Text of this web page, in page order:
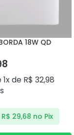
18W QD
de R$ 32,98
R$ 29,68 no Pix